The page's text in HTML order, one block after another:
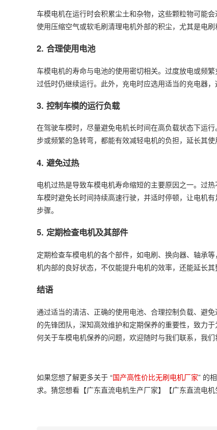
车模电机在运行时会积累尘土和杂物，这些颗粒物可能
使用压缩空气或软毛刷清理电机外部的积尘，尤其是电
2. 合理使用电池
车模电机的寿命与电池的使用密切相关。过度放电或频
过低时仍继续运行。此外，充电时应选用适当的充电器
3. 控制车模的运行负载
在驾驶车模时，尽量避免电机长时间在高负载状态下运
步或频繁的急转弯，都能有效减轻电机的负担，延长其使
4. 避免过热
电机过热是导致车模电机寿命缩短的主要原因之一。过
车模时避免长时间持续高速行驶，并适时停顿，让电机
步骤。
5. 定期检查电机及其部件
定期检查车模电机的各个部件，如电刷、换向器、轴承
机内部的良好状态，不仅能提升电机的效率，还能延长其
结语
通过适当的清洁、正确的使用电池、合理控制负载、避
的先锋团队，深知高效维护和定期保养的重要性，致力
何关于车模电机保养的问题，欢迎随时与我们联系，我们
如果您想了解更多关于 “国产高性价比无刷电机厂家” 的
求。猜您想看【广东直流电机生产厂家】【广东直流电机